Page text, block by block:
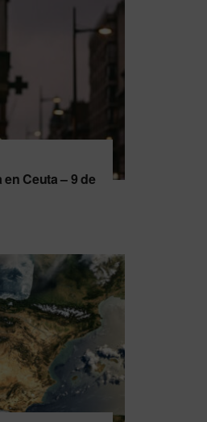
Ceuta – 9 de